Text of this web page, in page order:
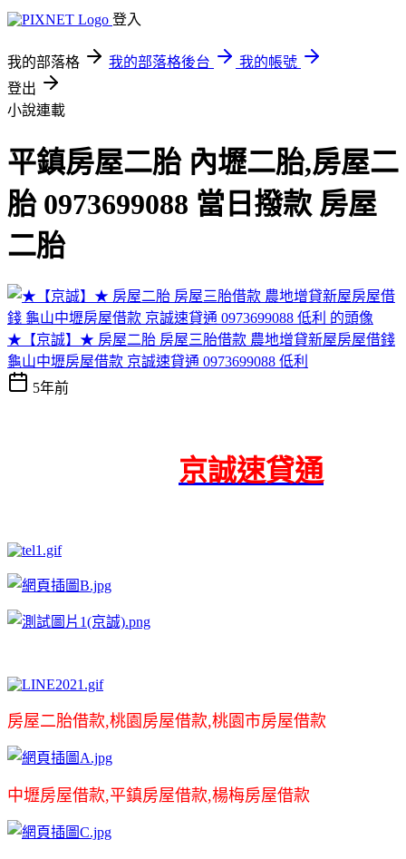
登入
我的部落格 我的部落格後台
我的帳號
登出
小說連載
平鎮房屋二胎 內壢二胎,房屋二
胎 0973699088 當日撥款 房屋
二胎
★【京誠】★ 房屋二胎 房屋三胎借款 農地增貸新屋房屋借錢
龜山中壢房屋借款 京誠速貸通 0973699088 低利
5年前
京誠速貸通
房屋二胎借款,桃園房屋借款,桃園市房屋借款
中壢房屋借款,平鎮房屋借款,楊梅房屋借款